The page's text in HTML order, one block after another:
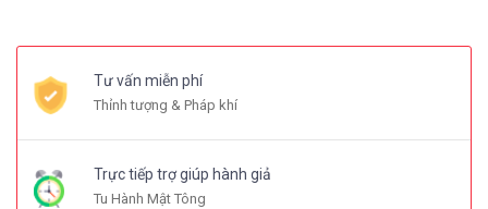
Tư vấn miễn phí
Thỉnh tượng & Pháp khí
Trực tiếp trợ giúp hành giả
Tu Hành Mật Tông